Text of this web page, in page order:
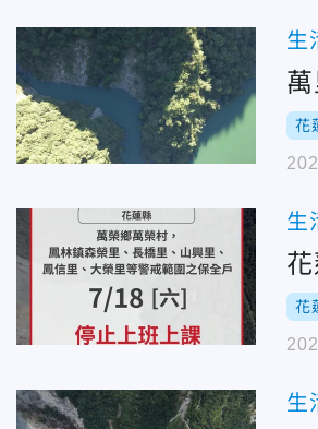
生
花
生
花
生